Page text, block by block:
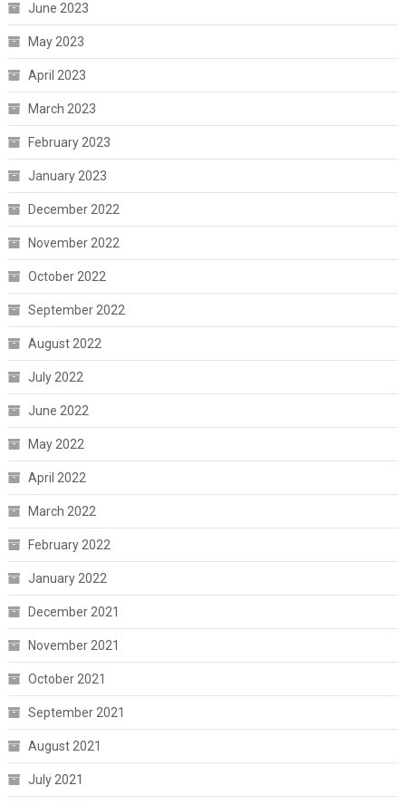
June 2023
May 2023
April 2023
March 2023
February 2023
January 2023
December 2022
November 2022
October 2022
September 2022
August 2022
July 2022
June 2022
May 2022
April 2022
March 2022
February 2022
January 2022
December 2021
November 2021
October 2021
September 2021
August 2021
July 2021